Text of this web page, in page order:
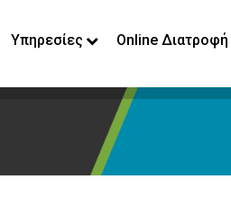
Υπηρεσίες Online Διατροφή